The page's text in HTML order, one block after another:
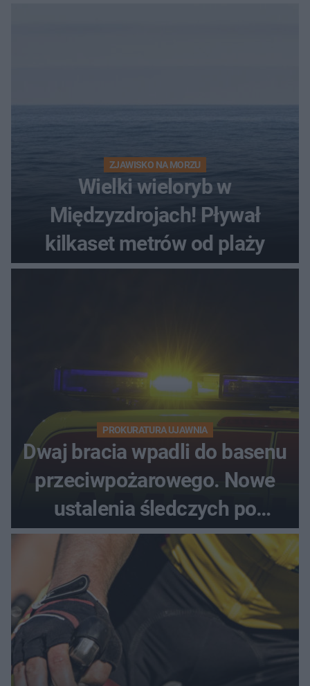
ZJAWISKO NA MORZU
Wielki wieloryb w
Międzyzdrojach! Pływał
kilkaset metrów od plaży
PROKURATURA UJAWNIA
Dwaj bracia wpadli do basenu
przeciwpożarowego. Nowe
ustalenia śledczych po
dramatycznej akcji